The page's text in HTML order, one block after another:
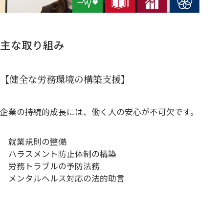
主な取り組み
【健全な労務環境の構築支援】
企業の持続的成長には、働く人の安心が不可欠です。
就業規則の整備
ハラスメント防止体制の構築
労務トラブルの予防法務
メンタルヘルス対応の法的助言